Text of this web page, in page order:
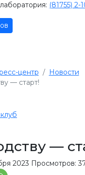
(81755) 2-
центр
Новости
— старт!
—
2023 Просмотров: